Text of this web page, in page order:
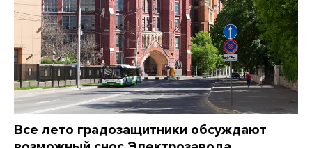
Все лето градозащитники обсуждают